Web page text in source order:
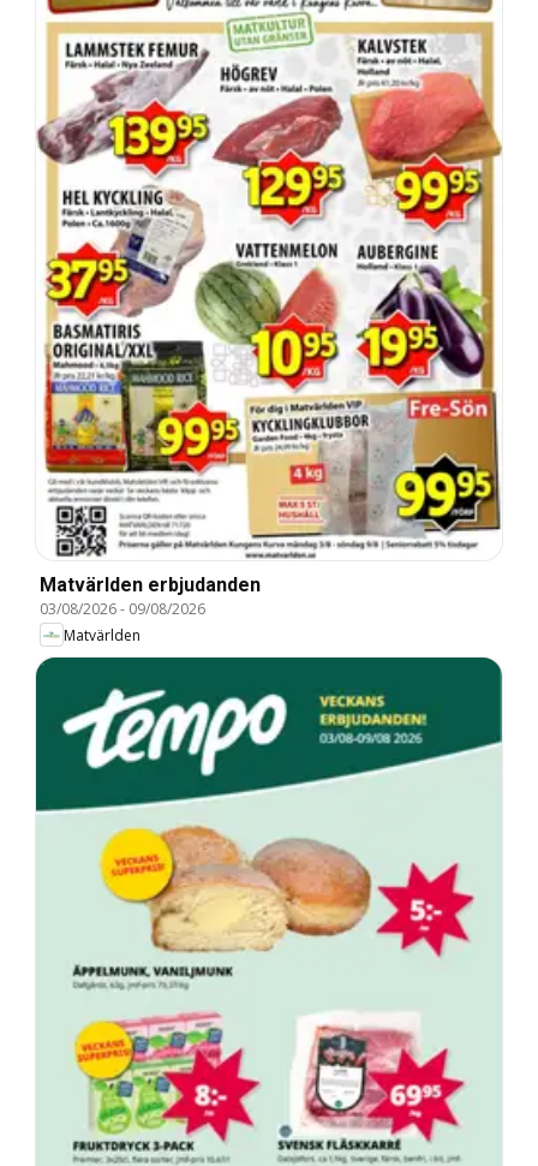
Matvärlden erbjudanden
03/08/2026- 09/08/2026
Matvärlden